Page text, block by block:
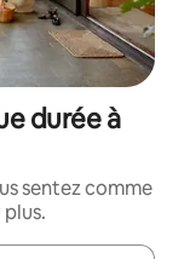
durée à
sentez comme